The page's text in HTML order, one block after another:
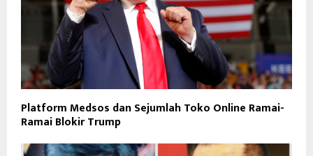
Platform Medsos dan Sejumlah Toko Online Ramai-
Ramai Blokir Trump